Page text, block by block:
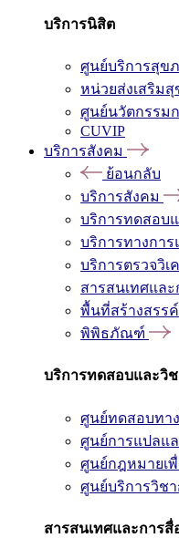
บริการนิสิต
ศูนย์บริการสุข
หน่วยส่งเสริม
ศูนย์นวัตกรรมก
CUVIP
บริการสังคม
ย้อนกลับ
บริการสังคม
บริการทดสอบ
บริการทางกา
บริการตรวจวิ
สารสนเทศแล
พื้นที่สร้างสรรค์
พิพิธภัณฑ์
บริการทดสอบและวิ
ศูนย์ทดสอบทา
ศูนย์การแปลแ
ศูนย์กฎหมายเ
ศูนย์บริการวิช
สารสนเทศและการสื่